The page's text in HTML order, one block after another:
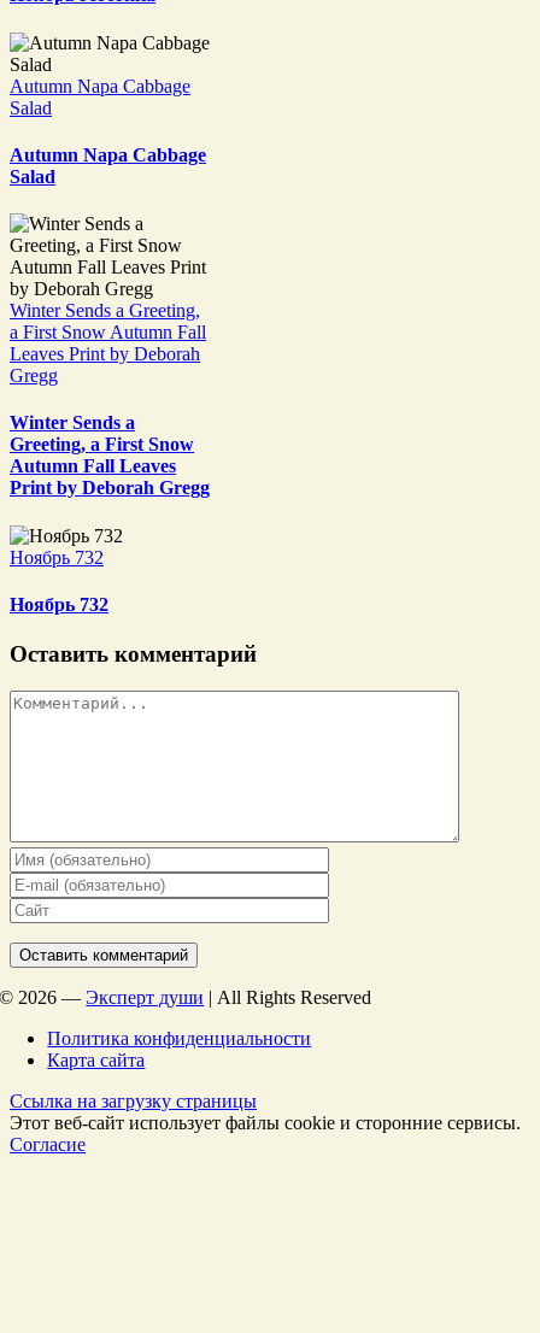
Autumn Napa Cabbage
Salad
Autumn Napa Cabbage
Salad
Winter Sends a Greeting,
a First Snow Autumn Fall
Leaves Print by Deborah
Gregg
Winter Sends a
Greeting, a First Snow
Autumn Fall Leaves
Print by Deborah Gregg
Ноябрь 732
Ноябрь 732
Оставить комментарий
Комментарий
© 2026 —Эксперт души | All Rights Reserved
Политика конфиденциальности
Карта сайта
Ссылка на загрузку страницы
Этот веб-сайт использует файлы cookie и сторонние сервисы.
Согласие